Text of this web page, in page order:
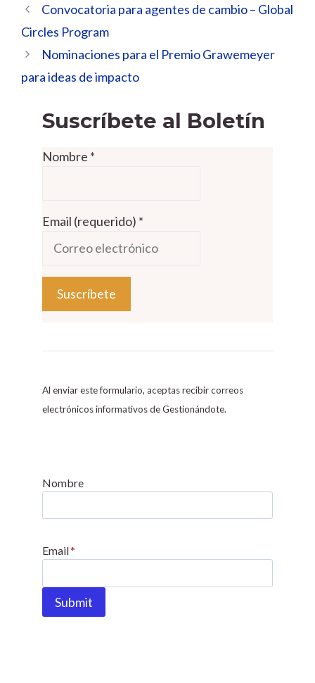
Convocatoria para agentes de cambio – Global
Circles Program
Nominaciones para el Premio Grawemeyer
para ideas de impacto
Suscríbete al Boletín
Nombre *
Email (requerido) *
o
s
t
C
n
a
U
Al enviar este formulario, aceptas recibir correos
electrónicos informativos de Gestionándote.
Nombre
Email*
Submit